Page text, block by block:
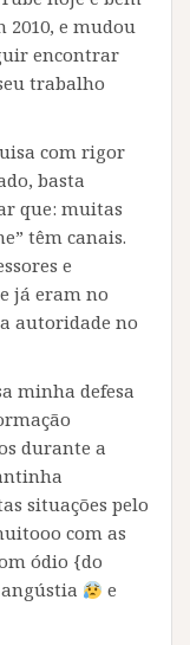
2010, e mudou
encontrar
trabalho
com rigor
basta
que: muitas
têm canais.
e
já eram no
autoridade no
minha defesa
durante a
situações pelo
com as
ódio {do
e